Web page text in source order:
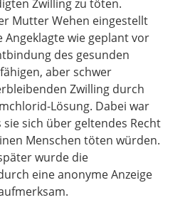
Zwilling zu töten.
Mutter Wehen eingestellt
Angeklagte wie geplant vor
des gesunden
aber schwer
Zwilling durch
Lösung. Dabei war
sich über geltendes Recht
Menschen töten würden.
wurde die
eine anonyme Anzeige